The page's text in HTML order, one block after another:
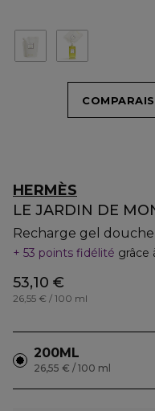
HERMÈS
LE JARDIN DE
Recharge gel
53 points fidélité grâce
53,10 €
26,55 € / 100 ml
200ML
26,55 € / 100 ml